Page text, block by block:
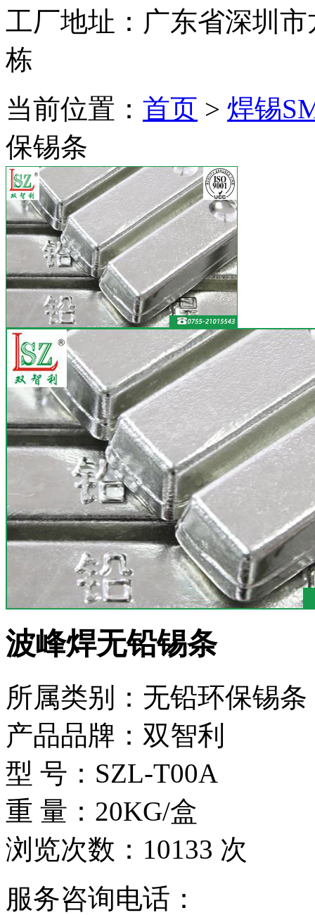
工厂地址：广东省深圳
栋
当前位置： 首页 > 焊锡
保锡条
波峰焊无铅锡条
所属类别：无铅环保锡条
产品品牌：双智利
型 号：SZL-T00A
重 量：20KG/盒
浏览次数：10133 次
服务咨询电话：